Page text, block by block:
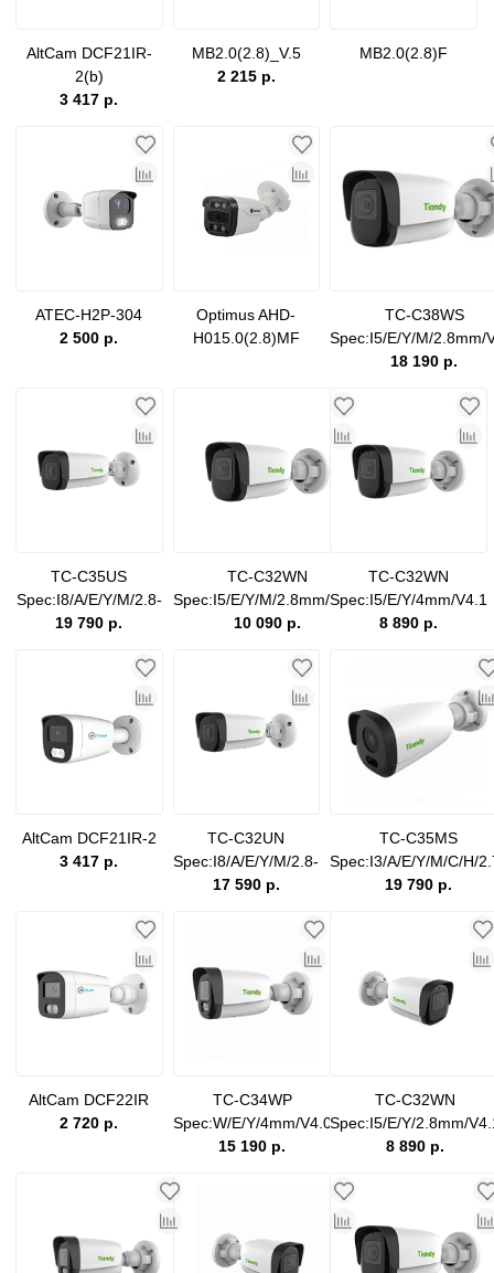
AltCam DCF21IR-
2(b)
3 417 р.
MB2.0(2.8)_V.5
2 215 р.
MB2.0(2.8)F
ATEC-H2P-304
2 500 р.
Optimus AHD-
H015.0(2.8)MF
TC-C38WS
Spec:I5/E/Y/M/2.8mm/
18 190 р.
TC-C35US
Spec:I8/A/E/Y/M/2.8-
12mm/V4.0
19 790 р.
TC-C32WN
Spec:I5/E/Y/M/2.8mm/V4.1
10 090 р.
TC-C32WN
Spec:I5/E/Y/4mm/V4.1
8 890 р.
AltCam DCF21IR-2
3 417 р.
TC-C32UN
Spec:I8/A/E/Y/M/2.8-
12mm/V4.0
17 590 р.
TC-C35MS
Spec:I3/A/E/Y/M/C/H/
13.5mm/V4.0
19 790 р.
AltCam DCF22IR
2 720 р.
TC-C34WP
Spec:W/E/Y/4mm/V4.0
15 190 р.
TC-C32WN
Spec:I5/E/Y/2.8mm/
8 890 р.